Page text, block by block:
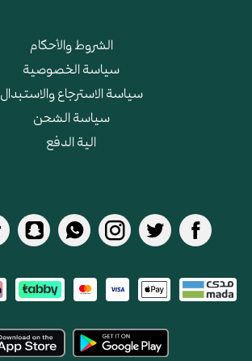
الشروط والأحكام
سياسة الخصوصية
سياسة الاسترجاع والاستبدال
سياسة الشحن
الية الدفع